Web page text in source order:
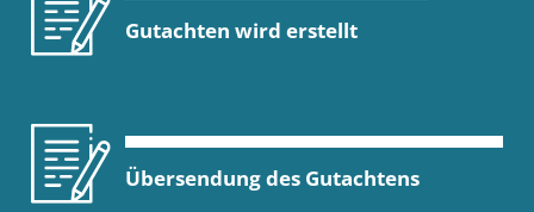
Gutachten wird erstellt
Übersendung des Gutachtens